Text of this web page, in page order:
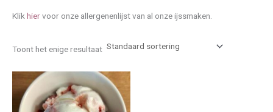
Klikhiervoor onze allergenenlijst van al onze ijssmaken.
Toont het enige resultaat
Prijsklasse:
€15,00
tot
€59,00
Dit
product
heeft